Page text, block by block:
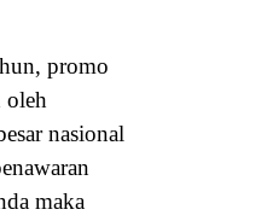
promo
oleh
nasional
maka